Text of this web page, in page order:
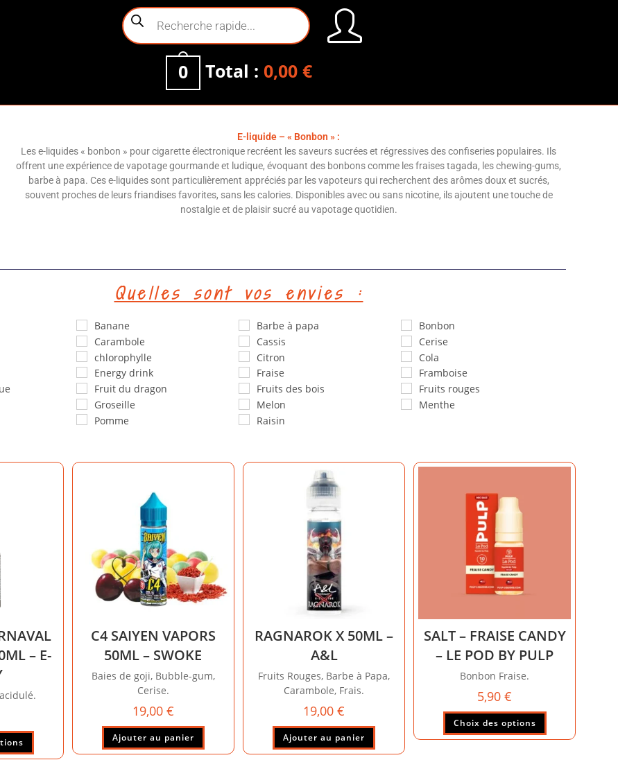
0 Total : 0,00 €
E-liquide – « Bonbon » :
Les e-liquides « bonbon » pour cigarette électronique recréent les saveurs sucrées et régressives des confiseries populaires. Ils
offrent une expérience de vapotage gourmande et ludique, évoquant des bonbons comme les fraises tagada, les chewing-gums,
barbe à papa. Ces e-liquides sont particulièrement appréciés par les vapoteurs qui recherchent des arômes doux et sucrés,
souvent proches de leurs friandises favorites, sans les calories. Disponibles avec ou sans nicotine, ils ajoutent une touche de
nostalgie et de plaisir sucré au vapotage quotidien.
Quelles sont vos envies :
Banane Barbe à papa
Bonbon
Carambole Cassis
Cerise
chlorophylle Citron
Cola
Energy drink Fraise
Framboise
Fruit du dragon Fruits des bois
Fruits rouges
Groseille Melon
Menthe
Pomme Raisin
– E-
C4 SAIYEN VAPORS
50ML – SWOKE
Baies de goji, Bubble-gum,
Cerise.
19,00 €
Ajouter au panier
RAGNAROK X 50ML –
A&L
Fruits Rouges, Barbe à Papa,
Carambole, Frais.
19,00€
Ajouter au panier
SALT – FRAISE CANDY
– LE POD BY PULP
Bonbon Fraise.
5,90€
Choix des options